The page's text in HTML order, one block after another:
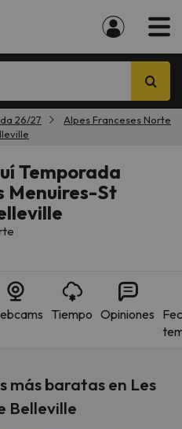
26/27
Alpes Franceses Norte
Temporada
Menuires-St
Tiempo Opiniones
más baratas en Les
Belleville